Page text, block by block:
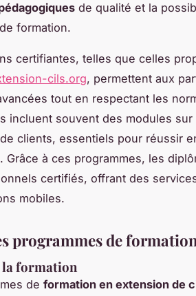
de qualité et la
formation.
certifiantes, telles que celles
cils.org, permettent aux
tout en respectant les
incluent souvent des modules
clients, essentiels pour réussir
Grâce à ces programmes, les
certifiés, offrant des
mobiles.
programmes de
la formation
de formation en extension de